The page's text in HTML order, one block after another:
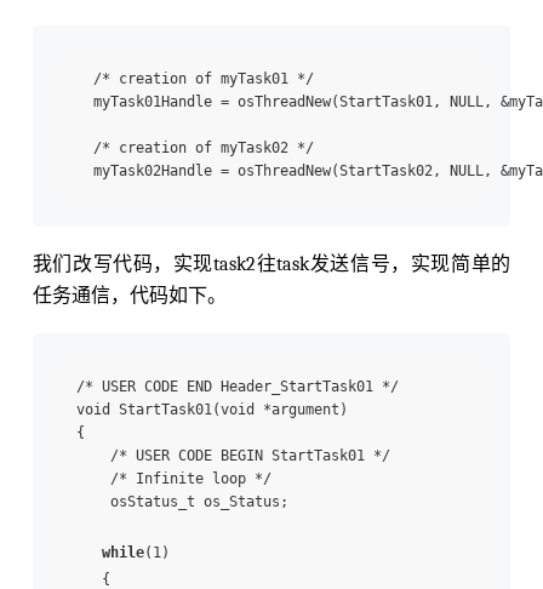
/* creation of myTask01 */
myTask01Handle = osThreadNew(StartTask01, NULL,
/* creation of myTask02 */
我们改写代码，实现task2往task发送信号，实现简单的
任务通信，代码如下。
/* USER CODE END Header_StartTask01 */
void StartTask01(void *argument)
{
/* USER CODE BEGIN StartTask01 */
/* Infinite loop */
osStatus_t os_Status;
while(1)
{